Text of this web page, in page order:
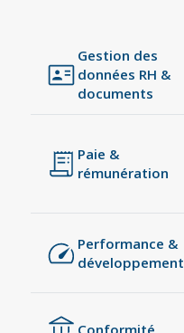
Gestion des
données RH &
documents
Paie &
rémunération
Performance &
développement
Conformité